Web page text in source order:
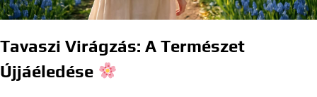
Tavaszi Virágzás: A Természet
Újjáéledése